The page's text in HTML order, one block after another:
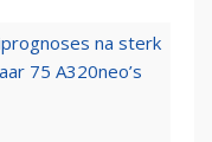
na sterk
75 A320neo’s